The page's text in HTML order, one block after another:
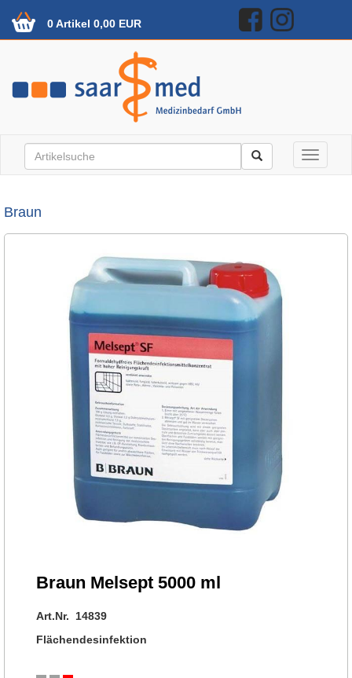
0 Artikel 0,00 EUR
Toggle
Braun
Braun Melsept 5000 ml
Art.Nr. 14839
Flächendesinfektion